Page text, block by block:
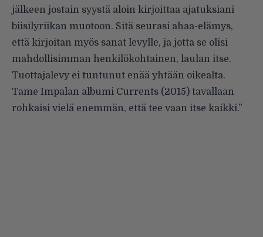
jälkeen jostain syystä aloin kirjoittaa ajatuksiani
biisilyriikan muotoon. Sitä seurasi ahaa-elämys,
että kirjoitan myös sanat levylle, ja jotta se olisi
mahdollisimman henkilökohtainen, laulan itse.
Tuottajalevy ei tuntunut enää yhtään oikealta.
Tame Impalan albumi Currents (2015) tavallaan
rohkaisi vielä enemmän, että tee vaan itse kaikki.”